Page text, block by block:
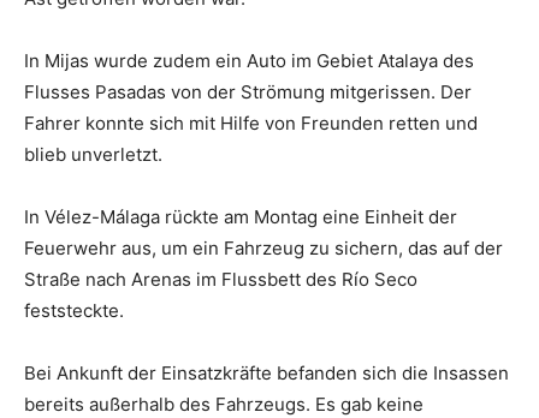
In Mijas wurde zudem ein Auto im Gebiet Atalaya des
Flusses Pasadas von der Strömung mitgerissen. Der
Fahrer konnte sich mit Hilfe von Freunden retten und
blieb unverletzt.
In Vélez-Málaga rückte am Montag eine Einheit der
Feuerwehr aus, um ein Fahrzeug zu sichern, das auf der
Straße nach Arenas im Flussbett des Río Seco
feststeckte.
Bei Ankunft der Einsatzkräfte befanden sich die Insassen
bereits außerhalb des Fahrzeugs. Es gab keine